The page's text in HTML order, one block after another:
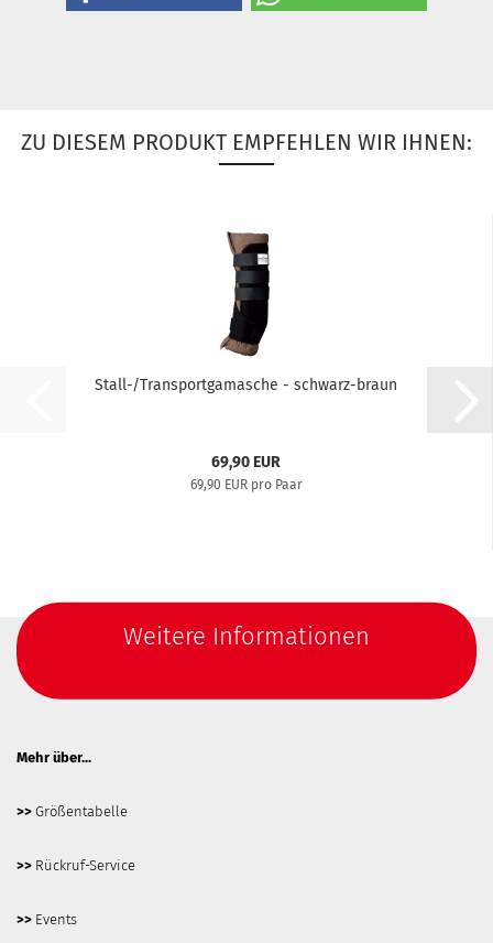
ZU DIESEM PRODUKT EMPFEHLEN WIR IHNEN:
Stall-/Transportgamasche - schwarz-braun
69,90 EUR
69,90 EUR pro Paar
Weitere Informationen
Mehr über...
>> Größentabelle
>> Rückruf-Service
>> Events